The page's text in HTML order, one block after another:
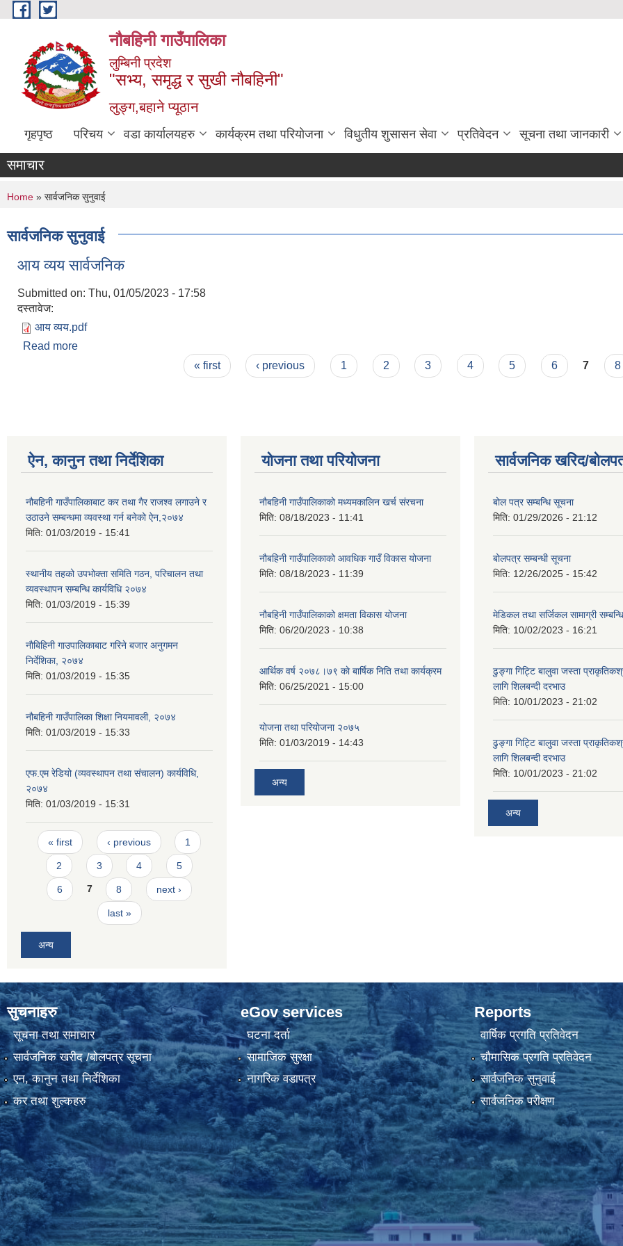
Skip to main content
नौबहिनी गाउँपालिका
लुम्बिनी प्रदेश
"सभ्य, समृद्ध र सुखी नौबहिनी"
लुङ्ग,बहाने प्यूठान
गृहपृष्ठ परिचय वडा कार्यालयहरु कार्यक्रम तथा परियोजना विधुतीय शुसासन सेवा प्रतिवेदन सूचना तथा जानकारी
समाचार
You are here
Home » सार्वजनिक सुनुवाई
सार्वजनिक सुनुवाई
आय व्यय सार्वजनिक
Submitted on: Thu, 01/05/2023 - 17:58
दस्तावेज:
आय व्यय.pdf
Read more
« first ‹ previous 1 2 3 4 5 6 7 8
ऐन, कानुन तथा निर्देशिका
नौबहिनी गाउँपालिकाबाट कर तथा गैर राजश्व लगाउने र
उठाउने सम्बन्धमा व्यवस्था गर्न बनेको ऐन,२०७४
मिति: 01/03/2019 - 15:41
स्थानीय तहको उपभोक्ता समिति गठन, परिचालन तथा
व्यवस्थापन सम्बन्धि कार्यविधि २०७४
मिति: 01/03/2019 - 15:39
नाैबिहिनी गाउपालिकाबाट गरिने बजार अनुगमन
निर्देशिका, २०७४
मिति: 01/03/2019 - 15:35
नौबहिनी गाउँपालिका शिक्षा नियमावली, २०७४
मिति: 01/03/2019 - 15:33
एफ.एम रेडियो (व्यवस्थापन तथा संचालन) कार्यविधि,
२०७४
मिति: 01/03/2019 - 15:31
Pages
« first ‹ previous 1
2 3 4 5
6 7 8 next ›
last »
अन्य
योजना तथा परियोजना
नौबहिनी गाउँपालिकाको मध्यमकालिन खर्च संरचना
मिति: 08/18/2023 - 11:41
नौबहिनी गाउँपालिकाको आवधिक गाउँ विकास योजना
मिति: 08/18/2023 - 11:39
नौबहिनी गाउँपालिकाको क्षमता विकास योजना
मिति: 06/20/2023 - 10:38
आर्थिक वर्ष २०७८।७९ काे बार्षिक निति तथा कार्यक्रम
मिति: 06/25/2021 - 15:00
याेजना तथा परियाेजना २०७५
मिति: 01/03/2019 - 14:43
अन्य
सार्वजनिक खरिद/
बोल पत्र सम्बन्धि सूचना
मिति: 01/29/2026 - 21:12
बोलपत्र सम्बन्धी सूचना
मिति: 12/26/2025 - 15:42
मेडिकल तथा सर्जिकल सामाग्री
मिति: 10/02/2023 - 16:21
ढुङ्गा गिट्टि बालुवा जस्ता
लागि शिलबन्दी दरभाउ
मिति: 10/01/2023 - 21:02
ढुङ्गा गिट्टि बालुवा जस्ता
लागि शिलबन्दी दरभाउ
मिति: 10/01/2023 - 21:02
अन्य
सुचनाहरु
सूचना तथा समाचार
सार्वजनिक खरीद /बोलपत्र सूचना
एन, कानुन तथा निर्देशिका
कर तथा शुल्कहरु
eGov services
घटना दर्ता
सामाजिक सुरक्षा
नागरिक वडापत्र
Reports
वार्षिक प्रगति प्रतिवेदन
चौमासिक प्रगति प्रतिवेदन
सार्वजनिक सुनुवाई
सार्वजनिक परीक्षण